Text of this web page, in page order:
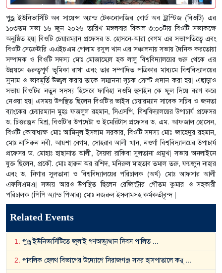
পুণ্ড্র ইউনিভার্সিটি অব সায়েন্স অ্যান্ড টেকনোলজির বোর্ড অব ট্রাস্টিজ (বিওটি) এর
১০৩তম সভা ১৬ জুন ২০২৬ তারিখ মঙ্গলবার বিকাল ৩:০০টায় বিওটি সভাকক্ষে
অনুষ্ঠিত হয়| বিওটি চেয়ারম্যান প্রফেসর ড. হোসনে-আরা বেগম এর সভাপতিত্বে এবং
বিওটি সেক্রেটারি এএইচএম গোলাম রসুল খান এর সঞ্চালনায় সভায় দৈনিক করতোয়া
সম্পাদক ও বিওটি সদস্য মোঃ মোজাম্মেল হক লালু বিশ্ববিদ্যালয়ের শুরু থেকে এর
উন্নয়নে গুরুত্বপূর্ণ ভূমিকা রাখা এবং তার সম্পাদিত পত্রিকার মাধ্যমে বিশ্ববিদ্যালয়ের
সুনাম ও ভাবমূর্তি উজ্জ্বল করায় তাকে সম্মাননা সূচক ক্রেস্ট প্রদান করা হয়| এছাড়াও
সভায় বিওটির নতুন সদস্য হিসেবে ফাবিহা নওমি হুসাইন কে ফুল দিয়ে বরণ করে
নেওয়া হয়| এসময় উপস্থিত ছিলেন বিওটি’র ভাইস চেয়ারম্যান সাবেক সচিব ও জনতা
ব্যাংকের চেয়ারম্যান মুহঃ ফজলুল রহমান, সিএসপি, বিশ্ববিদ্যালয়ের উপাচার্য প্রফেসর
ড. চিত্তরঞ্জন মিশ্র, বিওটি’র উপদেষ্টা ও ইমেরিটাস প্রফেসর ড. এম. আফজাল হোসেন,
বিওটি কোষাধ্যক্ষ মোঃ আমিনুল ইসলাম সরকার, বিওটি সদস্য মোঃ জাহেদুর রহমান,
মোঃ নাসিরুন নবী, আয়শা বেগম, সোহরাব আলী খান, নওগাঁ বিশ্ববিদ্যালয়ের উপাচার্য
প্রফেসর ড. মোহাঃ হাছানাত আলী, সৈয়দা রাকিবা সুলতানা প্রমুখ| সভায় অনলাইনে
যুক্ত ছিলেন, প্রকৌ. মোঃ হারুন অর রশিদ, মনিরুল মাহতাব তমাল তরু, ফয়জুন নাহার
এবং ড. নিগার সুলতানা ও বিশ্ববিদ্যালয়ের পরিচালক (অর্থ) মোঃ আফসার আলী
এফসিএমএ| সভায় আরও উপস্থিত ছিলেন রেজিস্ট্রার গৌতম কুমার ও সহকারী
পরিচালক (পিপি অ্যান্ড পিআর) মোঃ নজরুল ইসলামসহ কর্মকর্তাবৃন্দ |
Related Events
1. পুণ্ড্র ইউনিভার্সিটিতে জুলাই গণঅভ্যুত্থান দিবস পালিত...
2. পাবলিক হেলথ বিভাগের উদ্যোগে সিরাজগঞ্জ সদর হাসপাতালে কর্ ...